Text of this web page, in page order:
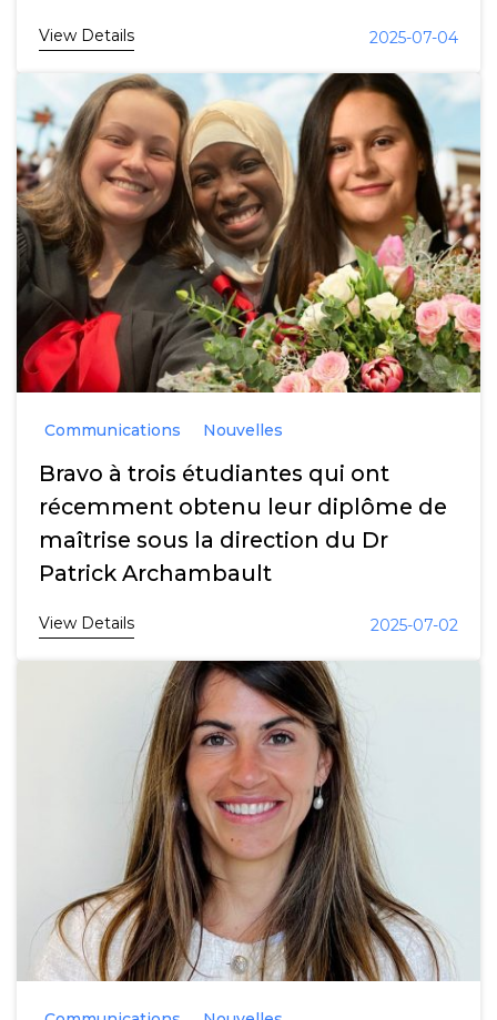
View Details 2025-07-04
Communications Nouvelles
Bravo à trois étudiantes qui ont
récemment obtenu leur diplôme de
maîtrise sous la direction du Dr
Patrick Archambault
View Details 2025-07-02